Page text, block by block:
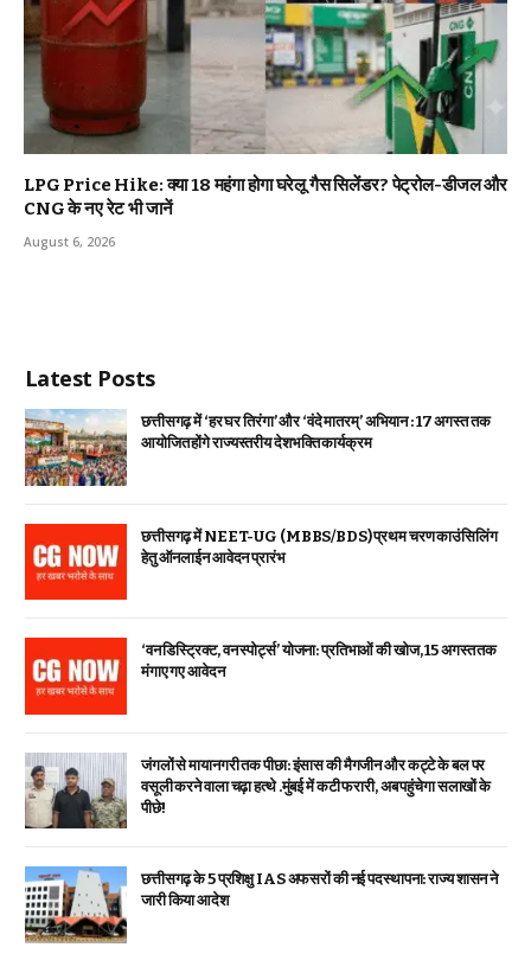
LPG Price Hike: क्या ₹18 महंगा होगा घरेलू गैस सिलेंडर? पेट्रोल-डीजल और
CNG के नए रेट भी जानें
August 6, 2026
Latest Posts
छत्तीसगढ़ में ‘हर घर तिरंगा’ और ‘वंदे मातरम्’ अभियान : 17 अगस्त तक
आयोजित होंगे राज्यस्तरीय देशभक्ति कार्यक्रम
छत्तीसगढ़ में NEET-UG (MBBS/BDS) प्रथम चरण काउंसिलिंग
हेतु ऑनलाईन आवेदन प्रारंभ
‘वन डिस्ट्रिक्ट, वन स्पोर्ट्स’ योजना: प्रतिभाओं की खोज, 15 अगस्त तक
मंगाए गए आवेदन
जंगलों से मायानगरी तक पीछा: इंसास की मैगजीन और कट्टे के बल पर
वसूली करने वाला चढ़ा हत्थे .मुंबई में कटी फरारी, अब पहुंचेगा सलाखों के
पीछे!
छत्तीसगढ़ के 5 प्रशिक्षु IAS अफसरों की नई पदस्थापना: राज्य शासन ने
जारी किया आदेश